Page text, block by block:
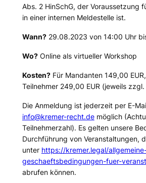
Abs. 2 HinSchG, der Voraussetzung
in einer internen Meldestelle ist.
Wann?29.08.2023 von 14:00 Uhr
Wo?Online als virtueller Workshop
Kosten?Für Mandanten 149,00
Teilnehmer 249,00 EUR (jeweils zzgl.
Die Anmeldung ist jederzeit per E-
info@kremer-recht.demöglich
Teilnehmerzahl). Es gelten unsere
Durchführung von Veranstaltungen,
unter https://kremer.legal/
geschaeftsbedingungen-fuer-
abrufen können.